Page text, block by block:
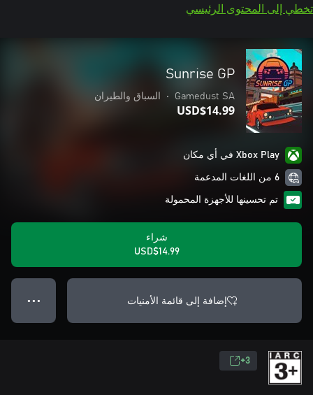
تخطي إلى المحتوى الرئيسي
Sunrise GP
Gamedust SA
• السباق والطيران
USD$14.99
Xbox Play في أي مكان
6 من اللغات المدعمة
تم تحسينها للأجهزة المحمولة
شراء
USD$14.99
إضافة إلى قائمة الأمنيات ● ● ●
3+